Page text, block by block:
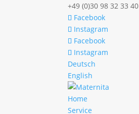
+49 (0)30 98 32 33 40
Facebook
Instagram
Facebook
Instagram
Deutsch
English
Home
Service